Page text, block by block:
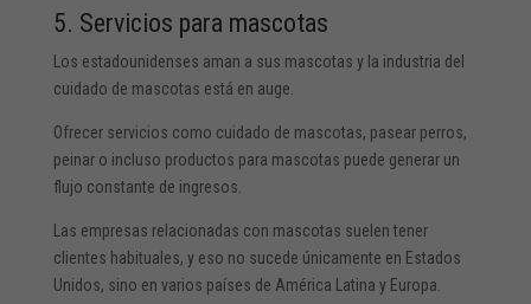
5. Servicios para mascotas
Los estadounidenses aman a sus mascotas y la industria del
cuidado de mascotas está en auge.
Ofrecer servicios como cuidado de mascotas, pasear perros,
peinar o incluso productos para mascotas puede generar un
flujo constante de ingresos.
Las empresas relacionadas con mascotas suelen tener
clientes habituales, y eso no sucede únicamente en Estados
Unidos, sino en varios países de América Latina y Europa.